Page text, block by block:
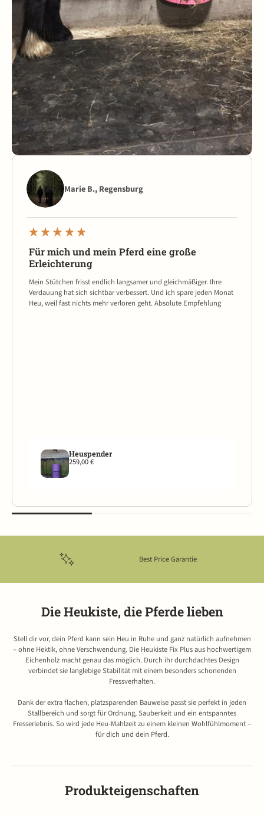
Marie B., Regensburg
Für mich und mein Pferd eine große
Erleichterung
Mein Stütchen frisst endlich langsamer und gleichmäßiger. Ihre
Verdauung hat sich sichtbar verbessert. Und ich spare jeden Monat
Heu, weil fast nichts mehr verloren geht. Absolute Empfehlung
Heuspender
259,00 €
Best Price Garantie
Die Heukiste, die Pferde lieben
Stell dir vor, dein Pferd kann sein Heu in Ruhe und ganz natürlich aufnehmen
– ohne Hektik, ohne Verschwendung. Die Heukiste Fix Plus aus hochwertigem
Eichenholz macht genau das möglich. Durch ihr durchdachtes Design
verbindet sie langlebige Stabilität mit einem besonders schonenden
Fressverhalten.
Dank der extra flachen, platzsparenden Bauweise passt sie perfekt in jeden
Stallbereich und sorgt für Ordnung, Sauberkeit und ein entspanntes
Fresserlebnis. So wird jede Heu-Mahlzeit zu einem kleinen Wohlfühlmoment –
für dich und dein Pferd.
Produkteigenschaften